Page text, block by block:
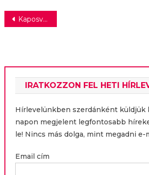
Bejegyzés
Kaposvári család nyerte a „Közlekedik a család” országos közlekedésbiztonsági versenyt
IRATKOZZON FEL HETI
Hírlevelünkben szerdánként küldjük
napon megjelent legfontosabb
le! Nincs más dolga, mint megadni e-
Email cím